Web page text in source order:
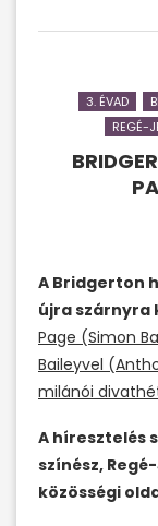
3. ÉVAD
REGÉ-
A Bridgerton
újra szárnyra
Page (Simon
Baileyvel
milánói
A híresztelés
színész,
közösségi